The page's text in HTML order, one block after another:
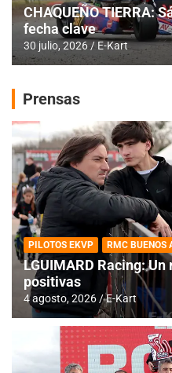
CHAQUEÑO TIERRA:
fecha clave
30 julio, 2026 E-Kart
Prensas
PILOTOS EKVP RMC BUENOS
LGUIMARD Racing:
positivas
4 agosto, 2026 E-Kart